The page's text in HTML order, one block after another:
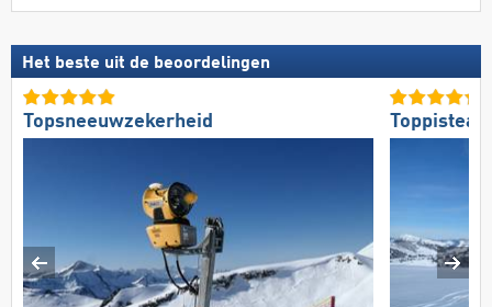
Het beste uit de beoordelingen
Topsneeuwzekerheid